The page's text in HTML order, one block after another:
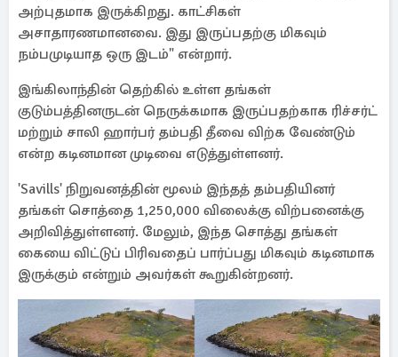
அற்புதமாக இருக்கிறது. காட்சிகள்
அசாதாரணமானவை. இது இருப்பதற்கு மிகவும்
நம்பமுடியாத ஒரு இடம்" என்றார்.
இங்கிலாந்தின் தெற்கில் உள்ள தங்கள்
குடும்பத்தினருடன் நெருக்கமாக இருப்பதற்காக ரிச்சர்ட்
மற்றும் சாலி ஹார்பர் தம்பதி தீவை விற்க வேண்டும்
என்ற கடினமான முடிவை எடுத்துள்ளனர்.
'Savills' நிறுவனத்தின் மூலம் இந்தத் தம்பதியினர்
தங்கள் சொத்தை 1,250,000 விலைக்கு விற்பனைக்கு
அறிவித்துள்ளனர். மேலும், இந்த சொத்து தங்கள்
கையை விட்டுப் பிரிவதைப் பார்ப்பது மிகவும் கடினமாக
இருக்கும் என்றும் அவர்கள் கூறுகின்றனர்.